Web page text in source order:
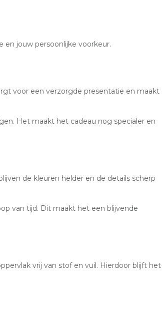
jouw persoonlijke voorkeur.
voor een verzorgde presentatie en maakt
Het maakt het cadeau nog specialer en
de kleuren helder en de details scherp
van tijd. Dit maakt het een blijvende
vrij van stof en vuil. Hierdoor blijft het